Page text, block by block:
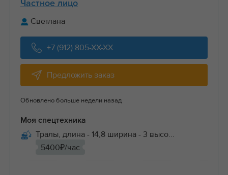
Частное лицо
Светлана
+7 (912) 805-XX-XX
Предложить заказ
Обновлено больше недели назад
Моя спецтехника
Тралы, длина - 14,8 ширина - 3 высо...
5400₽/час